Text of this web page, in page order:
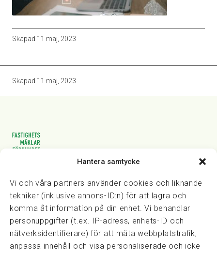
Hantera samtycke
Vi och våra partners använder cookies och liknande
tekniker (inklusive annons-ID:n) för att lagra och
komma åt information på din enhet. Vi behandlar
personuppgifter (t.ex. IP-adress, enhets-ID och
nätverksidentifierare) för att mäta webbplatstrafik,
anpassa innehåll och visa personaliserade och icke-
Skapad 11 maj, 2023
Skapad 11 maj, 2023
Vasagatan 28, 111 20 Stockholm
kansli@fmf.se
Snabblänkar
Prisexempel
Medarbetare